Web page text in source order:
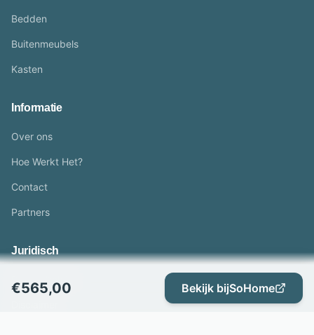
€565,00 Bekijk bijSoHome
Bedden
Buitenmeubels
Kasten
Informatie
Over ons
Hoe Werkt Het?
Contact
Partners
Juridisch